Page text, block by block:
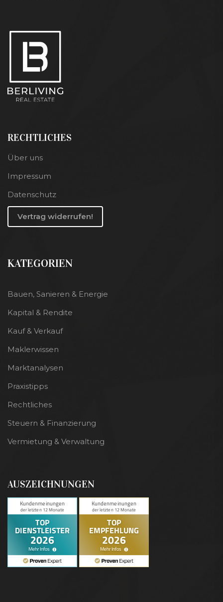
RECHTLICHES
Über uns
Impressum
Datenschutz
Vertrag widerrufen!
KATEGORIEN
Bauen, Sanieren & Energie
Kapital & Rendite
Kauf & Verkauf
Maklerwissen
Marktanalysen
Praxistipps
Rechtliches
Steuern & Finanzierung
Vermietung & Verwaltung
AUSZEICHNUNGEN